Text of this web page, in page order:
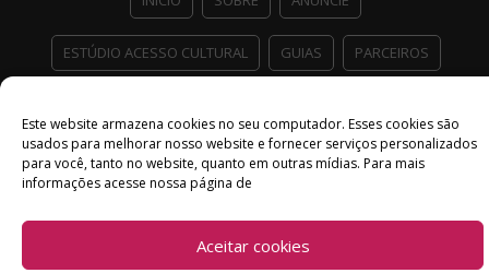
Este website armazena cookies no seu computador. Esses cookies são
usados ​​para melhorar nosso website e fornecer serviços personalizados
para você, tanto no website, quanto em outras mídias. Para mais
informações acesse nossa página de
Aceitar cookies
ESTÚDIO ACESSO CULTURAL GUIAS PARCEIROS
Facebook
TwitterInstagram
Youtube
Copyright © 2026 Acesso Cultural - Arte, Cultura Pop e Entretenimento